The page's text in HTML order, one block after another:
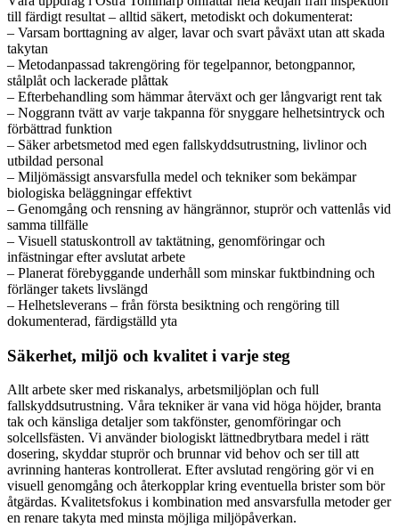
till färdigt resultat – alltid säkert, metodiskt och dokumenterat:
– Varsam borttagning av alger, lavar och svart påväxt utan att skada
takytan
– Metodanpassad takrengöring för tegelpannor, betongpannor,
stålplåt och lackerade plåttak
– Efterbehandling som hämmar återväxt och ger långvarigt rent tak
– Noggrann tvätt av varje takpanna för snyggare helhetsintryck och
förbättrad funktion
– Säker arbetsmetod med egen fallskyddsutrustning, livlinor och
utbildad personal
– Miljömässigt ansvarsfulla medel och tekniker som bekämpar
biologiska beläggningar effektivt
– Genomgång och rensning av hängrännor, stuprör och vattenlås vid
samma tillfälle
– Visuell statuskontroll av taktätning, genomföringar och
infästningar efter avslutat arbete
– Planerat förebyggande underhåll som minskar fuktbindning och
förlänger takets livslängd
– Helhetsleverans – från första besiktning och rengöring till
dokumenterad, färdigställd yta
Säkerhet, miljö och kvalitet i varje steg
Allt arbete sker med riskanalys, arbetsmiljöplan och full
fallskyddsutrustning. Våra tekniker är vana vid höga höjder, branta
tak och känsliga detaljer som takfönster, genomföringar och
solcellsfästen. Vi använder biologiskt lättnedbrytbara medel i rätt
dosering, skyddar stuprör och brunnar vid behov och ser till att
avrinning hanteras kontrollerat. Efter avslutad rengöring gör vi en
visuell genomgång och återkopplar kring eventuella brister som bör
åtgärdas. Kvalitetsfokus i kombination med ansvarsfulla metoder ger
en renare takyta med minsta möjliga miljöpåverkan.